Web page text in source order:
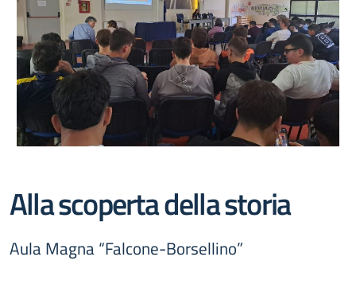
Alla scoperta della storia
Aula Magna “Falcone-Borsellino”